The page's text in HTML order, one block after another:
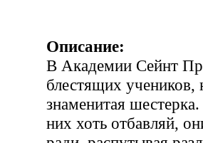
Описание:
В Академии Сейнт
блестящих учеников,
знаменитая
них хоть отбавляй,